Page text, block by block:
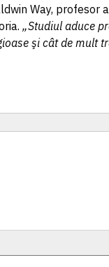
1 XDR=
1 ZAR=
Way, profesor
„Studiul aduce
şi cât de mult